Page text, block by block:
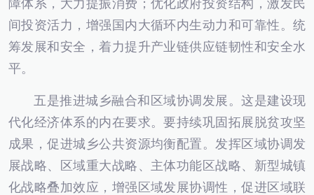
障体系，大力提振消费；优化政府投资结构，激发民
间投资活力，增强国内大循环内生动力和可靠性。统
筹发展和安全，着力提升产业链供应链韧性和安全水
平。
五是推进城乡融合和区域协调发展。这是建设现
代化经济体系的内在要求。要持续巩固拓展脱贫攻坚
成果，促进城乡公共资源均衡配置。发挥区域协调发
展战略、区域重大战略、主体功能区战略、新型城镇
化战略叠加效应，增强区域发展协调性，促进区域联